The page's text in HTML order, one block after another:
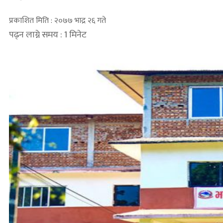
प्रकाशित मिति : २०७७ भाद्र २६ गते
पढ्न लाग्ने समय : 1 मिनेट